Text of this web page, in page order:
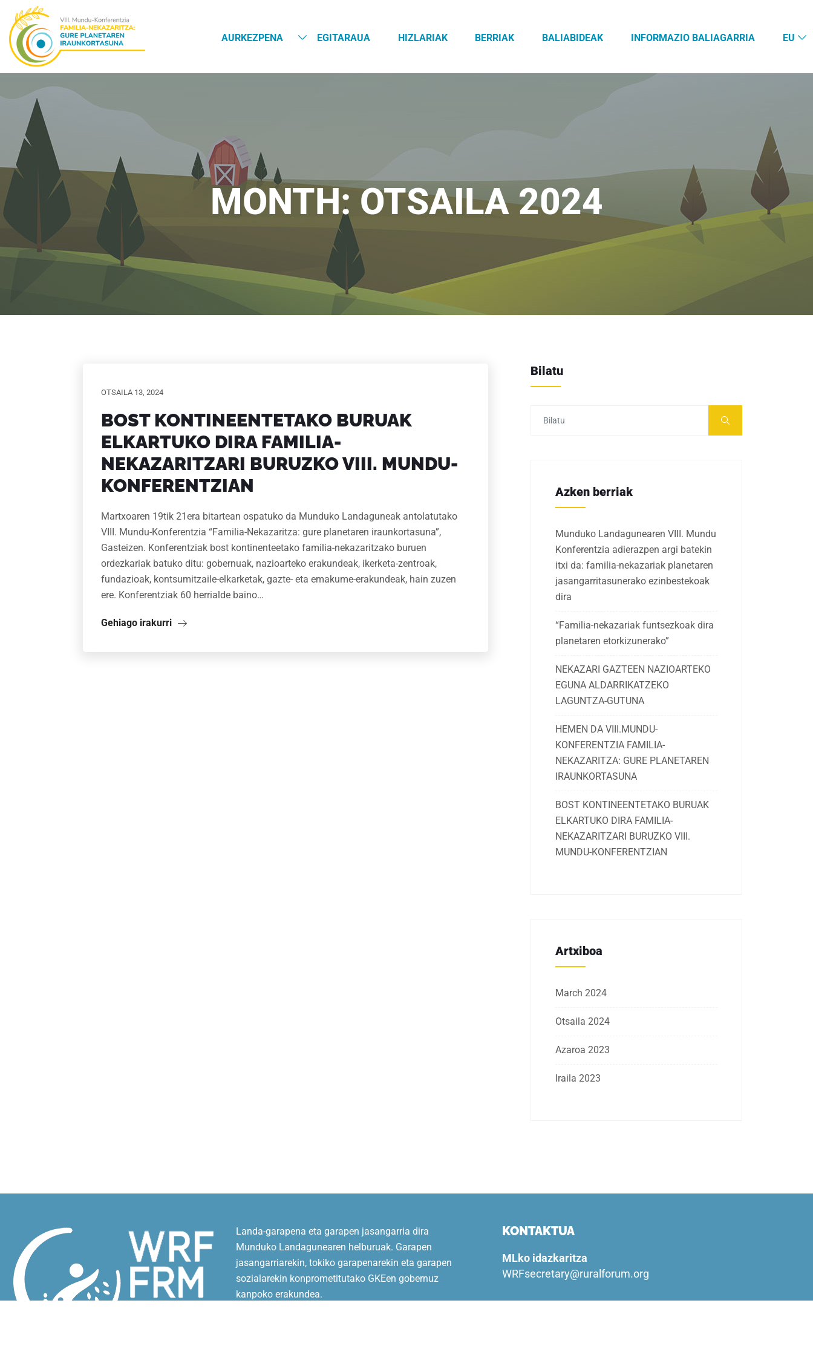
AURKEZPENA EGITARAUA HIZLARIAK BERRIAK BALIABIDEAK INFORMAZIO BALIAGARRIA EU
MONTH:OTSAILA 2024
OTSAILA 13, 2024
BOST KONTINEENTETAKO BURUAK
ELKARTUKO DIRA FAMILIA-
NEKAZARITZARI BURUZKO VIII. MUNDU-
KONFERENTZIAN
Martxoaren 19tik 21era bitartean ospatuko da Munduko Landaguneak antolatutako
VIII. Mundu-Konferentzia “Familia-Nekazaritza: gure planetaren iraunkortasuna”,
Gasteizen. Konferentziak bost kontinenteetako familia-nekazaritzako buruen
ordezkariak batuko ditu: gobernuak, nazioarteko erakundeak, ikerketa-zentroak,
fundazioak, kontsumitzaile-elkarketak, gazte- eta emakume-erakundeak, hain zuzen
ere. Konferentziak 60 herrialde baino…
Gehiago irakurri
Bilatu
Azken berriak
Munduko Landagunearen VIII. Mundu
Konferentzia adierazpen argi batekin
itxi da: familia-nekazariak planetaren
jasangarritasunerako ezinbestekoak
dira
“Familia-nekazariak funtsezkoak dira
planetaren etorkizunerako”
NEKAZARI GAZTEEN NAZIOARTEKO
EGUNA ALDARRIKATZEKO
LAGUNTZA-GUTUNA
HEMEN DA VIII.MUNDU-
KONFERENTZIA FAMILIA-
NEKAZARITZA: GURE PLANETAREN
IRAUNKORTASUNA
BOST KONTINEENTETAKO BURUAK
ELKARTUKO DIRA FAMILIA-
NEKAZARITZARI BURUZKO VIII.
MUNDU-KONFERENTZIAN
Artxiboa
March 2024
Otsaila 2024
Azaroa 2023
Iraila 2023
Landa-garapena eta garapen jasangarria dira
Munduko Landagunearen helburuak. Garapen
jasangarriarekin, tokiko garapenarekin eta garapen
sozialarekin konprometitutako GKEen gobernuz
kanpoko erakundea.
KONTAKTUA
MLko idazkaritza
WRFsecretary@ruralforum.org